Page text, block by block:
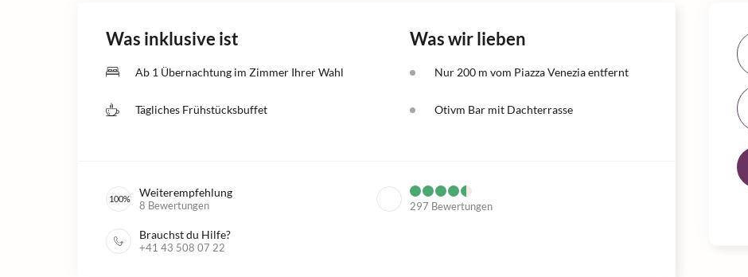
Was inklusive ist
Ab 1 Übernachtung im Zimmer Ihrer Wahl
Tägliches Frühstücksbuffet
Was wir lieben
Nur 200 m vom Piazza Venezia entfernt
Otivm Bar mit Dachterrasse
100% Weiterempfehlung
8 Bewertungen 297 Bewertungen
Brauchst du Hilfe?
+41 43 508 07 22